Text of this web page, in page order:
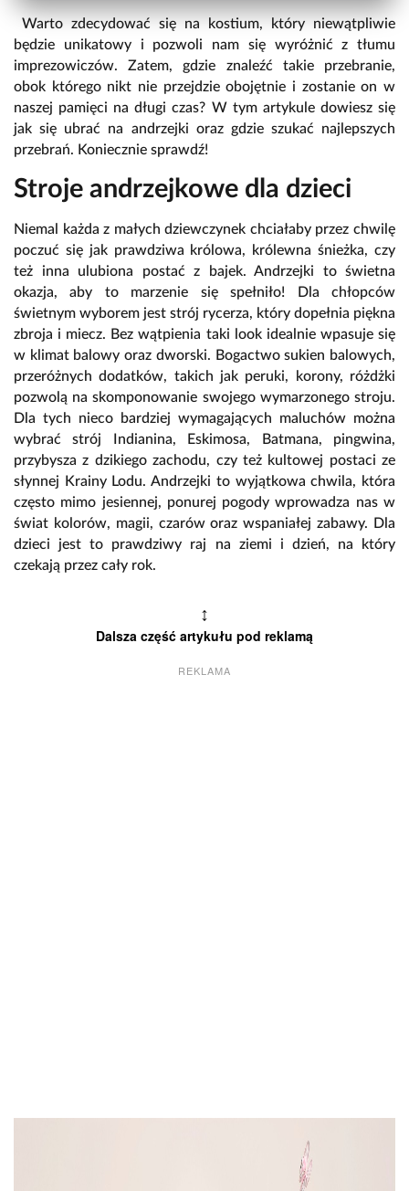
Warto zdecydować się na kostium, który niewątpliwie
będzie unikatowy i pozwoli nam się wyróżnić z tłumu
imprezowiczów. Zatem, gdzie znaleźć takie przebranie,
obok którego nikt nie przejdzie obojętnie i zostanie on w
naszej pamięci na długi czas? W tym artykule dowiesz się
jak się ubrać na andrzejki oraz gdzie szukać najlepszych
przebrań. Koniecznie sprawdź!
Stroje andrzejkowe dla dzieci
Niemal każda z małych dziewczynek chciałaby przez chwilę
poczuć się jak prawdziwa królowa, królewna śnieżka, czy
też inna ulubiona postać z bajek. Andrzejki to świetna
okazja, aby to marzenie się spełniło! Dla chłopców
świetnym wyborem jest strój rycerza, który dopełnia piękna
zbroja i miecz. Bez wątpienia taki look idealnie wpasuje się
w klimat balowy oraz dworski. Bogactwo sukien balowych,
przeróżnych dodatków, takich jak peruki, korony, różdżki
pozwolą na skomponowanie swojego wymarzonego stroju.
Dla tych nieco bardziej wymagających maluchów można
wybrać strój Indianina, Eskimosa, Batmana, pingwina,
przybysza z dzikiego zachodu, czy też kultowej postaci ze
słynnej Krainy Lodu. Andrzejki to wyjątkowa chwila, która
często mimo jesiennej, ponurej pogody wprowadza nas w
świat kolorów, magii, czarów oraz wspaniałej zabawy. Dla
dzieci jest to prawdziwy raj na ziemi i dzień, na który
czekają przez cały rok.
↕
Dalsza część artykułu pod reklamą
REKLAMA